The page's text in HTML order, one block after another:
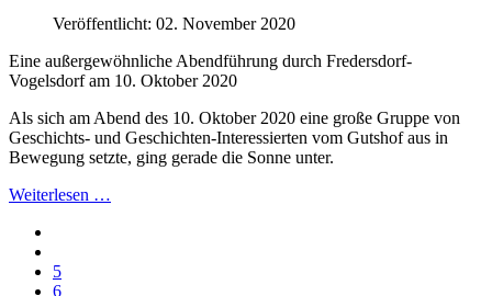
Veröffentlicht: 02. November 2020
Eine außergewöhnliche Abendführung durch Fredersdorf-
Vogelsdorf am 10. Oktober 2020
Als sich am Abend des 10. Oktober 2020 eine große Gruppe von
Geschichts- und Geschichten-Interessierten vom Gutshof aus in
Bewegung setzte, ging gerade die Sonne unter.
Weiterlesen …
5
6